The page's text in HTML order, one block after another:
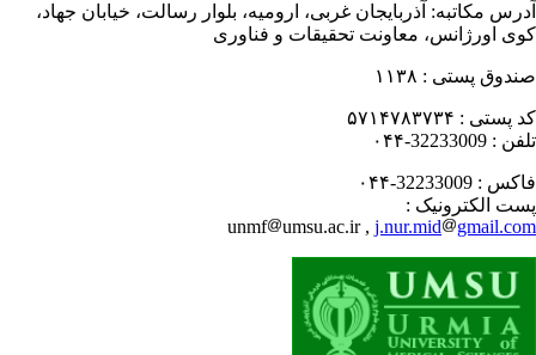
مکاتبه:آذربایجان غربی، ارومیه، بلوار رسالت، خیابان جهاد،
اورژانس، معاونت تحقیقات و فناوری
پستی : ۱۱۳۸
پستی : ۵۷۱۴۷۸۳۷۳۴
: 32233009-۰۴۴
: 32233009-۰۴۴
الکترونیک :
unmf
umsu.ac.ir ,j.nur.mid